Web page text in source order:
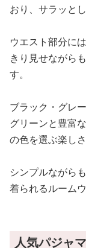
おり、サラッと
ウエスト部分に
きり見せながら
す。
ブラック・グレ
グリーンと豊富
の色を選ぶ楽し
シンプルながら
着られるルームウ
人気パジャ